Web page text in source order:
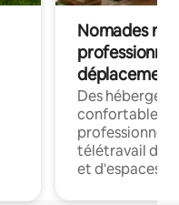
Nomades
déplacement
Des
confortables
professionnels
télétravail
et d'espaces